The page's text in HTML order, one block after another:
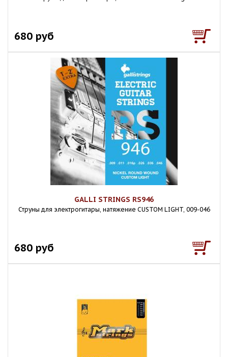
680 руб
GALLI STRINGS RS946
Струны для электрогитары, натяжение CUSTOM LIGHT, 009-046
680 руб